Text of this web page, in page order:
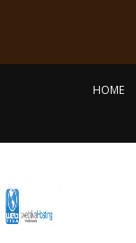
HOME